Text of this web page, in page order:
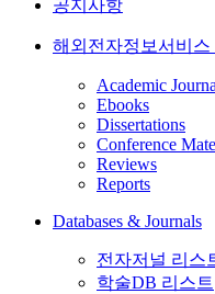
공지사항
해외전자정보서비스
Academic
Ebooks
Dissertations
Conference
Reviews
Reports
Databases & Journals
전자저널 리스
학술DB 리스트